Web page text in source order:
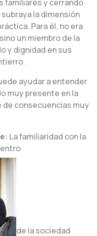
familiares y cerrando
la dimensión
Para él, no era
un miembro de la
y dignidad en sus
ayudar a entender
muy presente en la
de consecuencias muy
La familiaridad con la
de la sociedad